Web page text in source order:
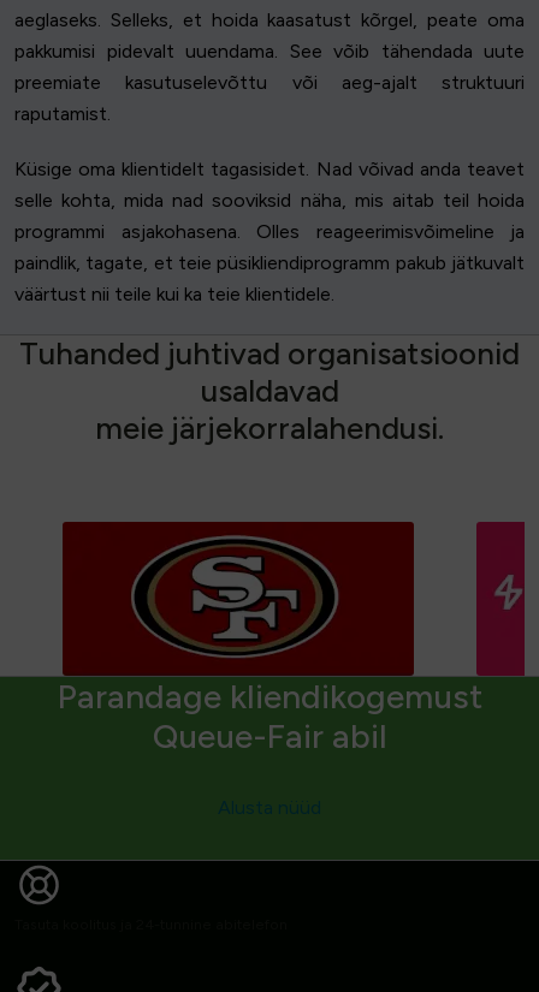
aeglaseks. Selleks, et hoida kaasatust kõrgel, peate oma
pakkumisi pidevalt uuendama. See võib tähendada uute
preemiate kasutuselevõttu või aeg-ajalt struktuuri
raputamist.
Küsige oma klientidelt tagasisidet. Nad võivad anda teavet
selle kohta, mida nad sooviksid näha, mis aitab teil hoida
programmi asjakohasena. Olles reageerimisvõimeline ja
paindlik, tagate, et teie püsikliendiprogramm pakub jätkuvalt
väärtust nii teile kui ka teie klientidele.
Tuhanded juhtivad organisatsioonid
usaldavad
meie järjekorralahendusi.
Parandage kliendikogemust
Queue-Fair abil